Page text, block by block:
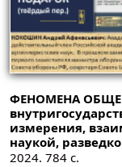
ФЕНОМЕНА
измерения,
наукой,
2024. 784 с.